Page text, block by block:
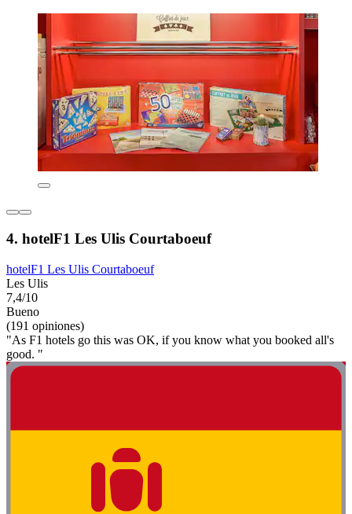
4. hotelF1 Les Ulis Courtaboeuf
hotelF1 Les Ulis Courtaboeuf
Les Ulis
7,4/10
Bueno
(191 opiniones)
"As F1 hotels go this was OK, if you know what you booked all's
good. "